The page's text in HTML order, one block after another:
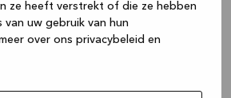
ze heeft verstrekt of die ze hebben
van uw gebruik van hun
over ons privacybeleid en